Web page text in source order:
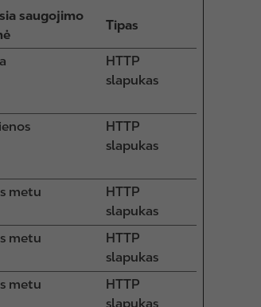
saugojimo
Tipas
HTTP
slapukas
HTTP
slapukas
metu
HTTP
slapukas
metu
HTTP
slapukas
metu
HTTP
slapukas